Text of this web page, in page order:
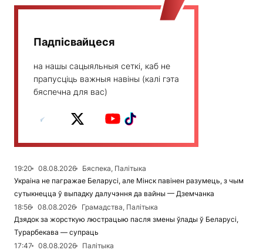
Падпісвайцеся
на нашы сацыяльныя сеткі, каб не
прапусціць важныя навіны (калі гэта
бяспечна для вас)
19:20 08.08.2026
Бяспека, Палітыка
Украіна не пагражае Беларусі, але Мінск павінен разумець, з чым
сутыкнецца ў выпадку далучэння да вайны — Дземчанка
18:56
08.08.2026
Грамадства, Палітыка
Дзядок за жорсткую люстрацыю пасля змены ўлады ў Беларусі,
Турарбекава — супраць
17:47
08.08.2026
Палітыка